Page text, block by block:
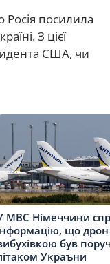
посилила
З цієї
США, чи
МВС Німеччини
що дрон
був
Украъни